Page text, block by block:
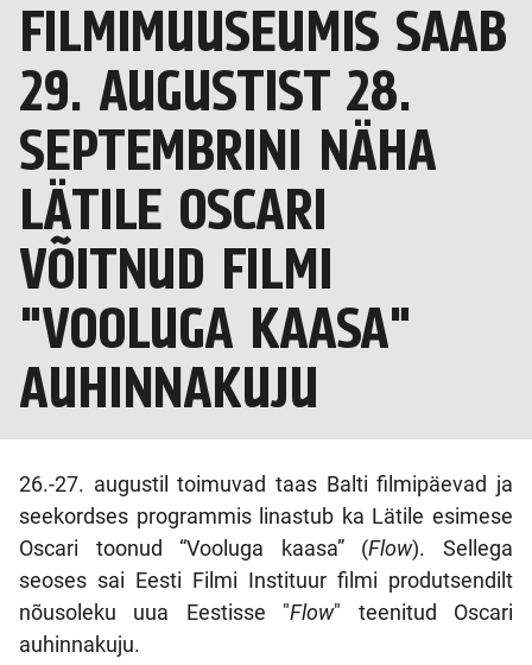
FILMIMUUSEUMIS SAAB
29. AUGUSTIST 28.
SEPTEMBRINI NÄHA
LÄTILE OSCARI
VÕITNUD FILMI
"VOOLUGA KAASA"
AUHINNAKUJU
26.-27. augustil toimuvad taas Balti filmipäevad ja
seekordses programmis linastub ka Lätile esimese
Oscari toonud “Vooluga kaasa” (Flow). Sellega
seoses sai Eesti Filmi Instituur filmi produtsendilt
nõusoleku uua Eestisse "Flow" teenitud Oscari
auhinnakuju.